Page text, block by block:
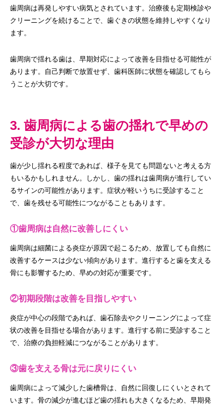
歯周病は再発しやすい病気とされています。治療後も定期検診や
クリーニングを続けることで、歯ぐきの状態を維持しやすくなり
ます。
歯周病で揺れる歯は、早期対応によって改善を目指せる可能性が
あります。自己判断で放置せず、歯科医師に状態を確認してもら
うことが大切です。
3. 歯周病による歯の揺れで早めの
受診が大切な理由
歯が少し揺れる程度であれば、様子を見ても問題ないと考える方
もいるかもしれません。しかし、歯の揺れは歯周病が進行してい
るサインの可能性があります。症状が軽いうちに受診すること
で、歯を残せる可能性につながることもあります。
①歯周病は自然に改善しにくい
歯周病は細菌による炎症が原因で起こるため、放置しても自然に
改善するケースは少ない傾向があります。進行すると歯を支える
骨にも影響するため、早めの対応が重要です。
②初期段階は改善を目指しやすい
炎症が中心の段階であれば、歯石除去やクリーニングによって症
状の改善を目指せる場合があります。進行する前に受診すること
で、治療の負担軽減につながることがあります。
③歯を支える骨は元に戻りにくい
歯周病によって減少した歯槽骨は、自然に回復しにくいとされて
います。骨の減少が進むほど歯の揺れも大きくなるため、早期発